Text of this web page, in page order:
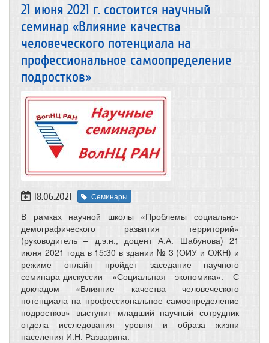
21 июня 2021 г. состоится научный
семинар «Влияние качества
человеческого потенциала на
профессиональное самоопределение
подростков»
18.06.2021 Семинары
В рамках научной школы «Проблемы социально-
демографического развития территорий»
(руководитель – д.э.н., доцент А.А. Шабунова) 21
июня 2021 года в 15:30 в здании № 3 (ОИУ и ОЖН) и
режиме онлайн пройдет заседание научного
семинара-дискуссии «Социальная экономика». С
докладом «Влияние качества человеческого
потенциала на профессиональное самоопределение
подростков» выступит младший научный сотрудник
отдела исследования уровня и образа жизни
населения И.Н. Разварина.